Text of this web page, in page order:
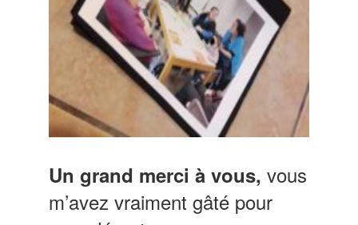
Un grand merci à vous, vous
m’avez vraiment gâté pour